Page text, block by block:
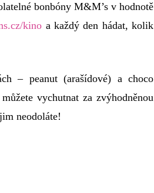
bonbóny M&M’s v hodnotě
kino a každý den hádat, kolik
– peanut (arašídové) a choco
vychutnat za zvýhodněnou
neodoláte!